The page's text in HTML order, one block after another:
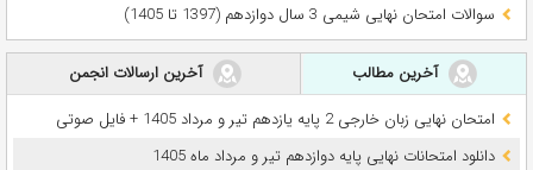
سوالات امتحان نهایی شیمی 3 سال دوازدهم (1397 تا 1405)
آخرین مطالب
آخرین ارسالات انجمن
امتحان نهایی زبان خارجی 2 پایه یازدهم تیر و مرداد 1405 + فایل صوتی
دانلود امتحانات نهایی پایه دوازدهم تیر و مرداد ماه 1405